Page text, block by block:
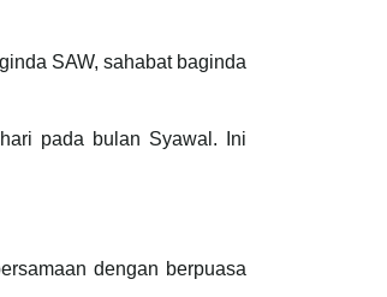
SAW, sahabat baginda
pada bulan Syawal. Ini
dengan berpuasa